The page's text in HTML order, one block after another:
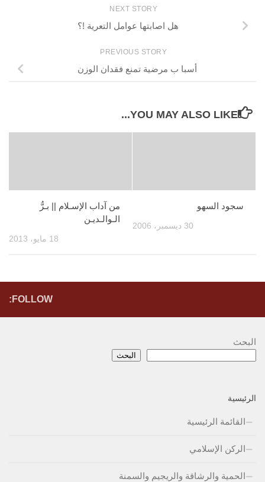
NEXT STORY
هل اصابتها عوامل التعرية !؟
PREVIOUS STORY
أسبا ب مرضية تمنع فقدان الوزن
YOU MAY ALSO LIKE...
من آداب الإسـلام || بـرُّ
الـوالـديـن
18 مايو، 2013
سجود السهو
30 ديسمبر، 2006
FOLLOW:
البحث
البحث
الرئيسية
القائمة الرئيسية
الركن الإسلامي
الحمية والرشاقة والريجيم والسمنة